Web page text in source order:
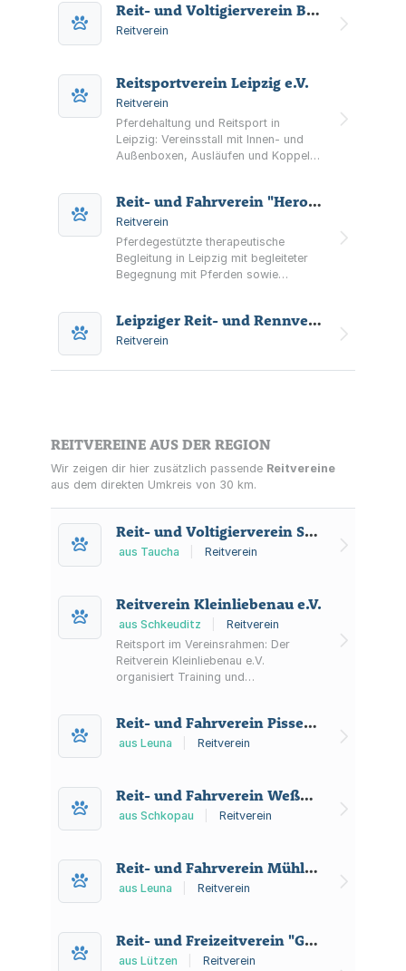
Reit- und Voltigierverein Böhlitz-Ehrenberg e.V.
Reitverein
Reitsportverein Leipzig e.V.
Reitverein
Pferdehaltung und Reitsport in
Leipzig: Vereinsstall mit Innen- und
Außenboxen, Ausläufen und Koppeln
Reit- und Fahrverein "Herodot" Leipzig e.V.
Reitverein
Pferdegestützte therapeutische
Begleitung in Leipzig mit begleiteter
Begegnung mit Pferden sowie
Leipziger Reit- und Rennverein Scheibenholz e.V.
Reitverein
REITVEREINE AUS DER REGION
Wir zeigen dir hier zusätzlich passende Reitvereine
aus dem direkten Umkreis von 30 km.
Reit- und Voltigierverein Sehlis e.V.
aus Taucha Reitverein
Reitverein Kleinliebenau e.V.
aus Schkeuditz
Reitverein
Reitsport im Vereinsrahmen: Der
Reitverein Kleinliebenau e.V.
organisiert Training und
Mitgliedschaft und Satzung.
Reit- und Fahrverein Pissen e. V.
aus Leuna Reitverein
Reit- und Fahrverein Weßmar e.V.
aus Schkopau Reitverein
Reit- und Fahrverein Mühlenhof e.V.
aus Leuna Reitverein
Reit- und Freizeitverein "Grüne Aue" e.V.
aus Lützen Reitverein